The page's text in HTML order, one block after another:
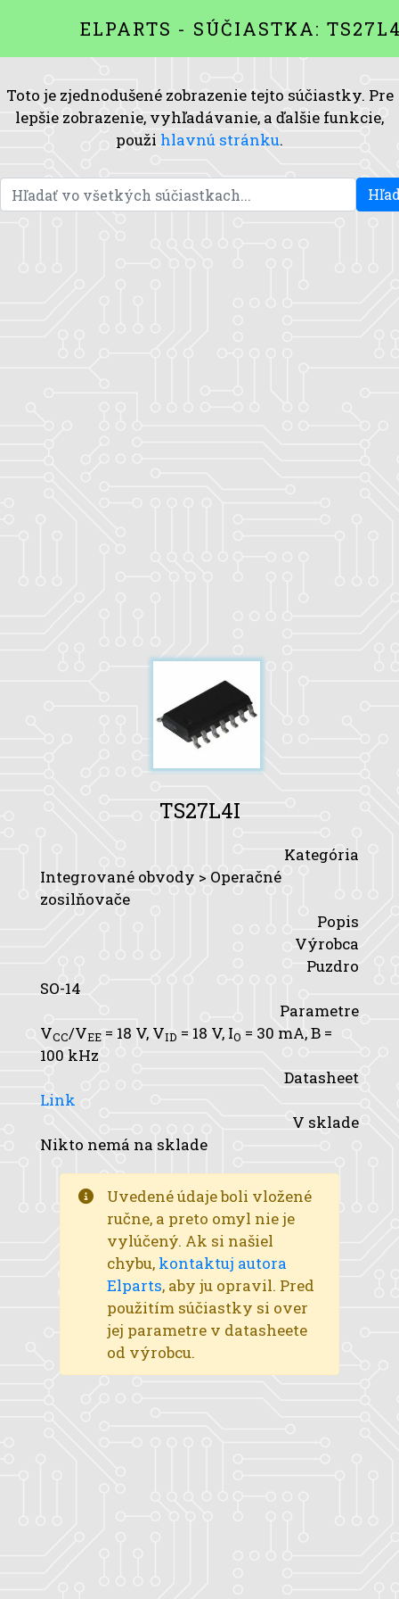
ELPARTS - SÚČIASTKA:
Toto je zjednodušené zobrazenie tejto súčiastky. Pre
lepšie zobrazenie, vyhľadávanie, a ďalšie funkcie,
použi hlavnú stránku.
TS27L4I
Kategória
Integrované obvody > Operačné
zosilňovače
Popis
Výrobca
Puzdro
SO-14
Parametre
VCC/VEE = 18 V, VID = 18 V, IO = 30 mA,B =
100 kHz
Datasheet
Link
V sklade
Nikto nemá na sklade
Uvedené údaje boli vložené
ručne, a preto omyl nie je
vylúčený. Ak si našiel
chybu, kontaktuj autora
Elparts, aby ju opravil. Pred
použitím súčiastky si over
jej parametre v datasheete
od výrobcu.